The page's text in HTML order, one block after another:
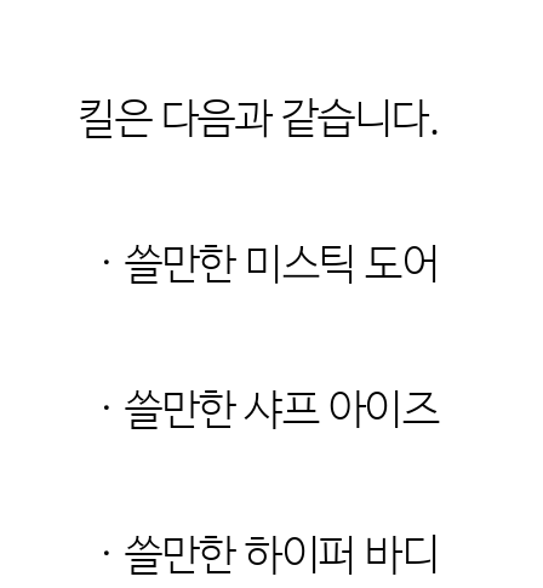
킬은 다음과 같습니다.
· 쓸만한 미스틱 도어
· 쓸만한 샤프 아이즈
· 쓸만한 하이퍼 바디